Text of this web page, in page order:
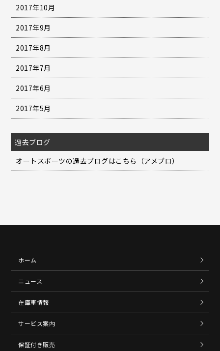
2017年10月
2017年9月
2017年8月
2017年7月
2017年6月
2017年5月
過去ブログ
オートスポーツの過去ブログはこちら（アメブロ）
ホーム
ニュース
在庫車情報
サービス案内
保証付き販売